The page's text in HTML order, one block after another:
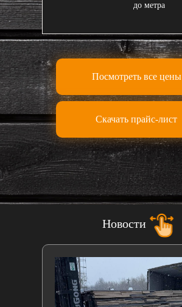
до метра
Посмотреть все цены
Скачать прайс-лист
Новости